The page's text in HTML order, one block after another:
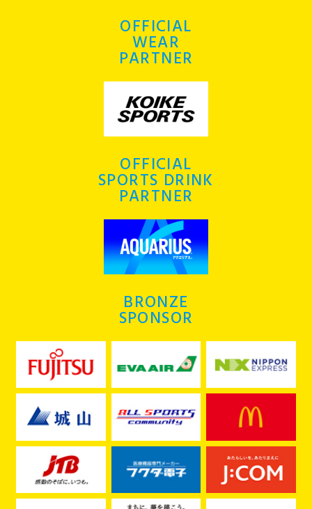
OFFICIAL
WEAR
PARTNER
OFFICIAL
SPORTS DRINK
PARTNER
BRONZE
SPONSOR